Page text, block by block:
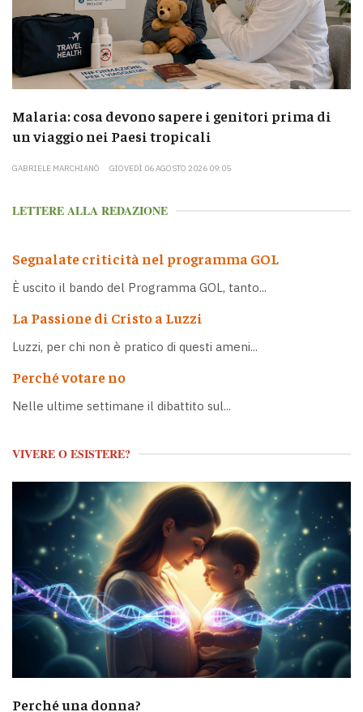
Malaria: cosa devono sapere i genitori prima di
un viaggio nei Paesi tropicali
GABRIELE MARCHIANÒ GIOVEDÌ 06 AGOSTO 2026 09:05
LETTERE ALLA REDAZIONE
Segnalate criticità nel programma GOL
È uscito il bando del Programma GOL, tanto...
La Passione di Cristo a Luzzi
Luzzi, per chi non è pratico di questi ameni...
Perché votare no
Nelle ultime settimane il dibattito sul...
VIVERE O ESISTERE?
Perché una donna?